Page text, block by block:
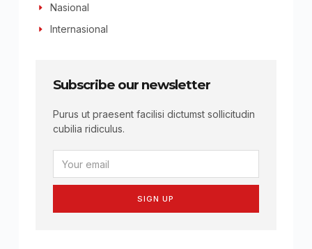
Nasional
Internasional
Subscribe our newsletter
Purus ut praesent facilisi dictumst sollicitudin
cubilia ridiculus.
SIGN UP